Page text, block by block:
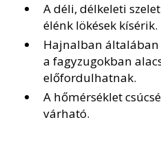
A déli, délkeleti
élénk lökések kísérik.
Hajnalban általában
a fagyzugokban
előfordulhatnak.
A hőmérséklet
várható.